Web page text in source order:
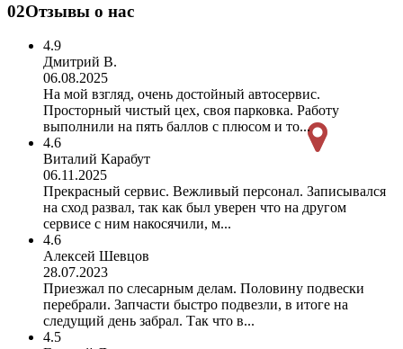
02Отзывы о нас
4.9
Дмитрий В.
06.08.2025
На мой взгляд, очень достойный автосервис.
Просторный чистый цех, своя парковка. Работу
выполнили на пять баллов с плюсом и то...
4.6
Виталий Карабут
06.11.2025
Прекрасный сервис. Вежливый персонал. Записывался
на сход развал, так как был уверен что на другом
сервисе с ним накосячили, м...
4.6
Алексей Шевцов
28.07.2023
Приезжал по слесарным делам. Половину подвески
перебрали. Запчасти быстро подвезли, в итоге на
следущий день забрал. Так что в...
4.5